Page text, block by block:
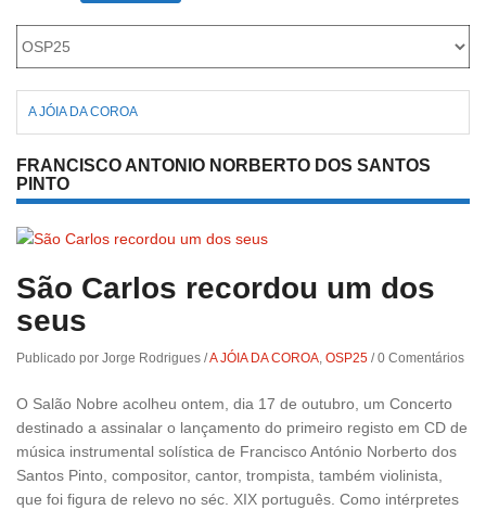
Roriz
A JÓIA DA COROA
FRANCISCO ANTONIO NORBERTO DOS SANTOS
PINTO
São Carlos recordou um dos
seus
Publicado por Jorge Rodrigues /A JÓIA DA COROA, OSP25 /0 Comentários
O Salão Nobre acolheu ontem, dia 17 de outubro, um Concerto
destinado a assinalar o lançamento do primeiro registo em CD de
música instrumental solística de Francisco António Norberto dos
Santos Pinto, compositor, cantor, trompista, também violinista,
que foi figura de relevo no séc. XIX português. Como intérpretes